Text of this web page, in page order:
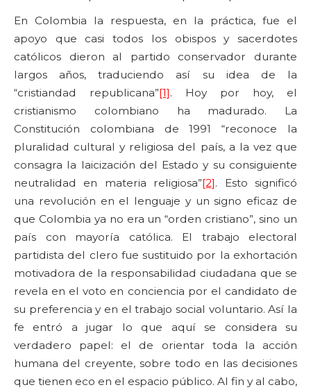
En Colombia la respuesta, en la práctica, fue el
apoyo que casi todos los obispos y sacerdotes
católicos dieron al partido conservador durante
largos años, traduciendo así su idea de la
“cristiandad republicana”[1]. Hoy por hoy, el
cristianismo colombiano ha madurado. La
Constitución colombiana de 1991 “reconoce la
pluralidad cultural y religiosa del país, a la vez que
consagra la laicización del Estado y su consiguiente
neutralidad en materia religiosa”[2]. Esto significó
una revolución en el lenguaje y un signo eficaz de
que Colombia ya no era un “orden cristiano”, sino un
país con mayoría católica. El trabajo electoral
partidista del clero fue sustituido por la exhortación
motivadora de la responsabilidad ciudadana que se
revela en el voto en conciencia por el candidato de
su preferencia y en el trabajo social voluntario. Así la
fe entró a jugar lo que aquí se considera su
verdadero papel: el de orientar toda la acción
humana del creyente, sobre todo en las decisiones
que tienen eco en el espacio público. Al fin y al cabo,